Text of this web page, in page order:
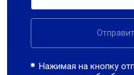
Нажимая на кнопку